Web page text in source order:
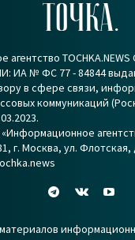
ТОЧКА.
ИА № ФС 77 - 84844
в сфере связи,
коммуникаций
г. Москва, ул. Флотская,